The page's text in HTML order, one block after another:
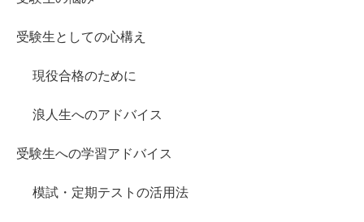
受験生としての心構え
現役合格のために
浪人生へのアドバイス
受験生への学習アドバイス
模試・定期テストの活用法